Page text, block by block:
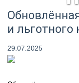
и льготного
29.07.2025